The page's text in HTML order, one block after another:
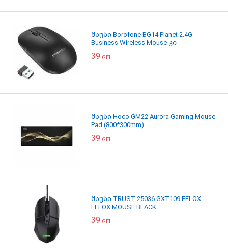
მაუსი Borofone BG14 Planet 2.4G
Business Wireless Mouse კი
39 GEL
მაუსი Hoco GM22 Aurora Gaming Mouse
Pad (800*300mm)
39 GEL
მაუსი TRUST 25036 GXT109 FELOX
FELOX MOUSE BLACK
39 GEL